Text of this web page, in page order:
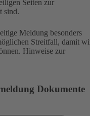
Seiten zur
sind.
Meldung besonders
Streitfall, damit
Hinweise zur
Dokumente